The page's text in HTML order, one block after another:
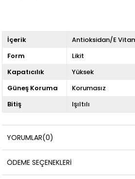
İçerik
Antioksidan/E
Form
Likit
Kapatıcılık
Yüksek
Güneş Koruma
Korumasız
Bitiş
Işıltılı
YORUMLAR(0)
ÖDEME SEÇENEKLERI